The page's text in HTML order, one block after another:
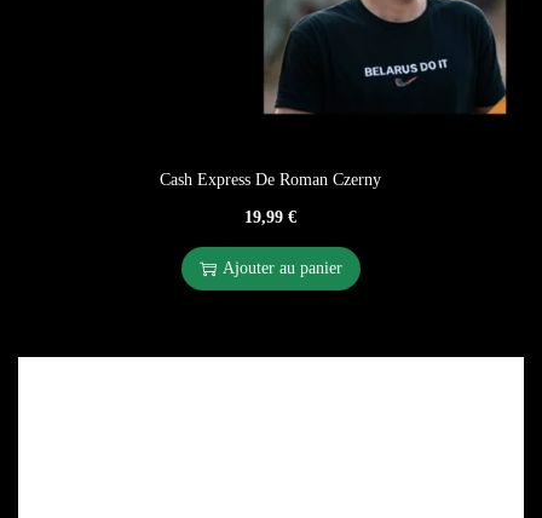
Cash Express De Roman Czerny
19,99€
Ajouter au panier